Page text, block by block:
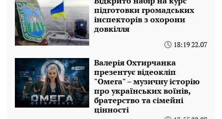
підготовки громадських
інспекторів з охорони
довкілля
18:19 22.07
Валерія Охтирчанка
презентує відеокліп
"Омега" – музичну історію
про українських воїнів,
братерство та сімейні
цінності